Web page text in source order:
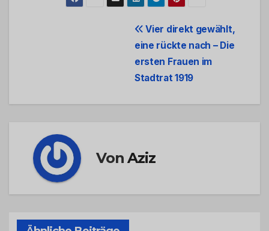
Vier direkt gewählt,
eine rückte nach – Die
ersten Frauen im
Stadtrat 1919
VonAziz